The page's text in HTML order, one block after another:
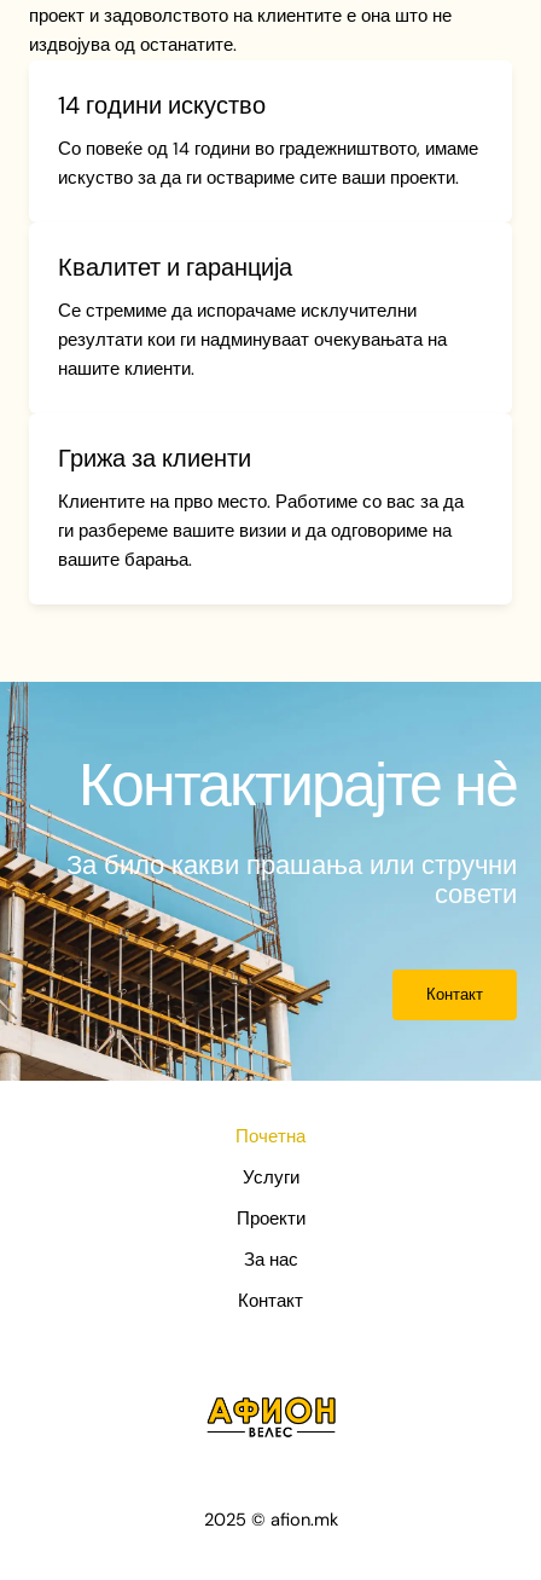
проект и задоволството на клиентите е она што не
издвојува од останатите.
14 години искуство
Со повеќе од 14 години во градежништвото, имаме
искуство за да ги оствариме сите ваши проекти.
Квалитет и гаранција
Се стремиме да испорачаме исклучителни
резултати кои ги надминуваат очекувањата на
нашите клиенти.
Грижа за клиенти
Клиентите на прво место. Работиме со вас за да
ги разбереме вашите визии и да одговориме на
вашите барања.
Контактирајте нѐ
За било какви прашања или стручни
совети
Контакт
Почетна
Услуги
Проекти
За нас
Контакт
2025 © afion.mk